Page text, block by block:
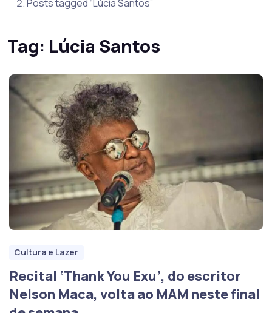
Posts tagged “Lúcia Santos”
Tag: Lúcia Santos
Cultura e Lazer
Recital ‘Thank You Exu’, do escritor
Nelson Maca, volta ao MAM neste final